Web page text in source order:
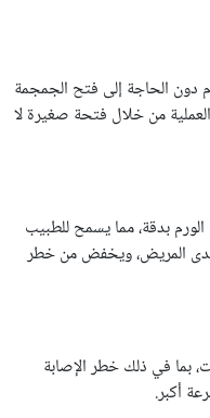
دون الحاجة إلى فتح الجمجمة
من خلال فتحة صغيرة لا
بدقة، مما يسمح للطبيب
لدى المريض، ويخفض من خطر
بما في ذلك خطر الإصابة
أكبر.